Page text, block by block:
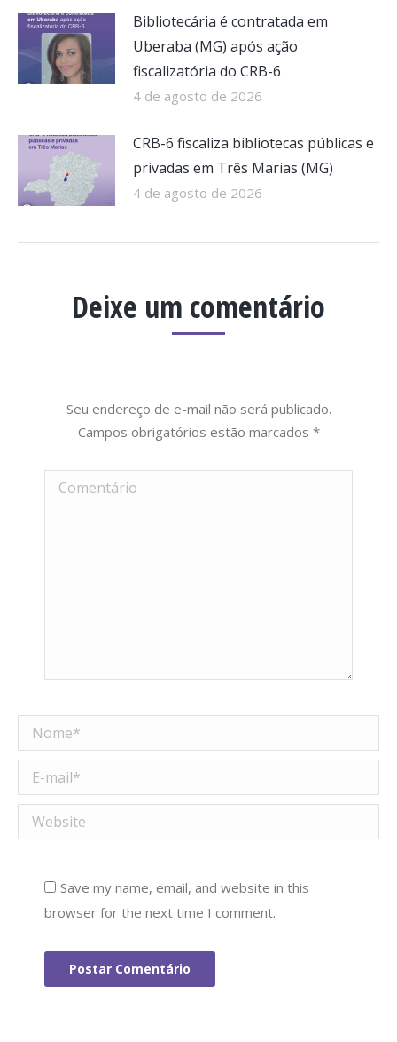
Bibliotecária é contratada em
Uberaba (MG) após ação
fiscalizatória do CRB-6
4 de agosto de 2026
CRB-6 fiscaliza bibliotecas públicas e
privadas em Três Marias (MG)
4 de agosto de 2026
Deixe um comentário
Seu endereço de e-mail não será publicado.
Campos obrigatórios estão marcados *
Comentário
Nome *
E-mail *
Website
Save my name, email, and website in this
browser for the next time I comment.
Postar Comentário